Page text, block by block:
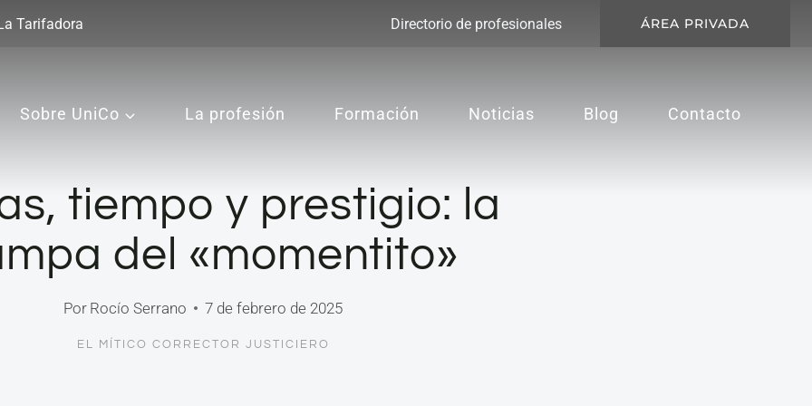
Tarifadora Directorio de profesionales ÁREA PRIVADA
Sobre UniCo La profesión Formación Noticias Blog Contacto
tiempo y prestigio: la
del «momentito»
Por Rocío Serrano 7 de febrero de 2025
EL MÍTICO CORRECTOR JUSTICIERO